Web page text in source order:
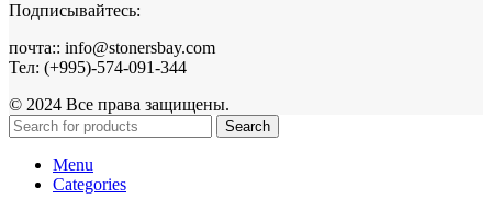
Подписывайтесь:
почта:: info@stonersbay.com
Тел: (+995)-574-091-344
© 2024 Все права защищены.
Search
Menu
Categories